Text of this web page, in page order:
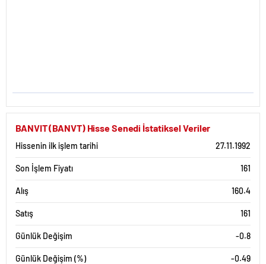
BANVIT (BANVT) Hisse Senedi İstatiksel Veriler
Hissenin ilk işlem tarihi 27.11.1992
Son İşlem Fiyatı 161
Alış 160.4
Satış 161
Günlük Değişim -0.8
Günlük Değişim (%) -0.49